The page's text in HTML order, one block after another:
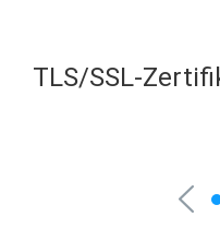
TLS/SSL-